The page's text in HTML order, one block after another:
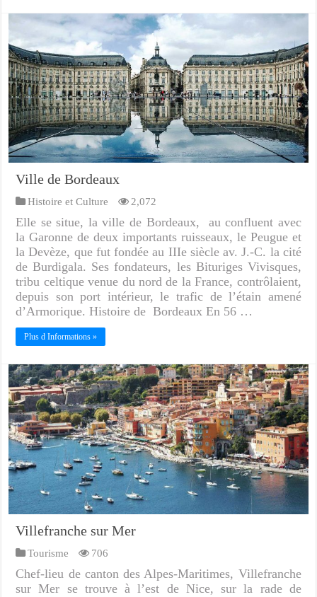
Ville de Bordeaux
Histoire et Culture 2,072
Elle se situe, la ville de Bordeaux, au confluent avec
la Garonne de deux importants ruisseaux, le Peugue et
la Devèze, que fut fondée au IIIe siècle av. J.-C. la cité
de Burdigala. Ses fondateurs, les Bituriges Vivisques,
tribu celtique venue du nord de la France, contrôlaient,
depuis son port intérieur, le trafic de l’étain amené
d’Armorique. Histoire de Bordeaux En 56 …
Plus d Informations »
Villefranche sur Mer
Tourisme 706
Chef-lieu de canton des Alpes-Maritimes, Villefranche
sur Mer se trouve à l’est de Nice, sur la rade de